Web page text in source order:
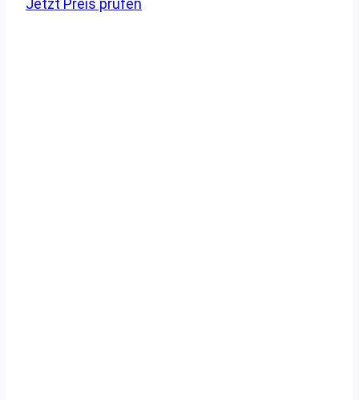
Jetzt Preis prüfen